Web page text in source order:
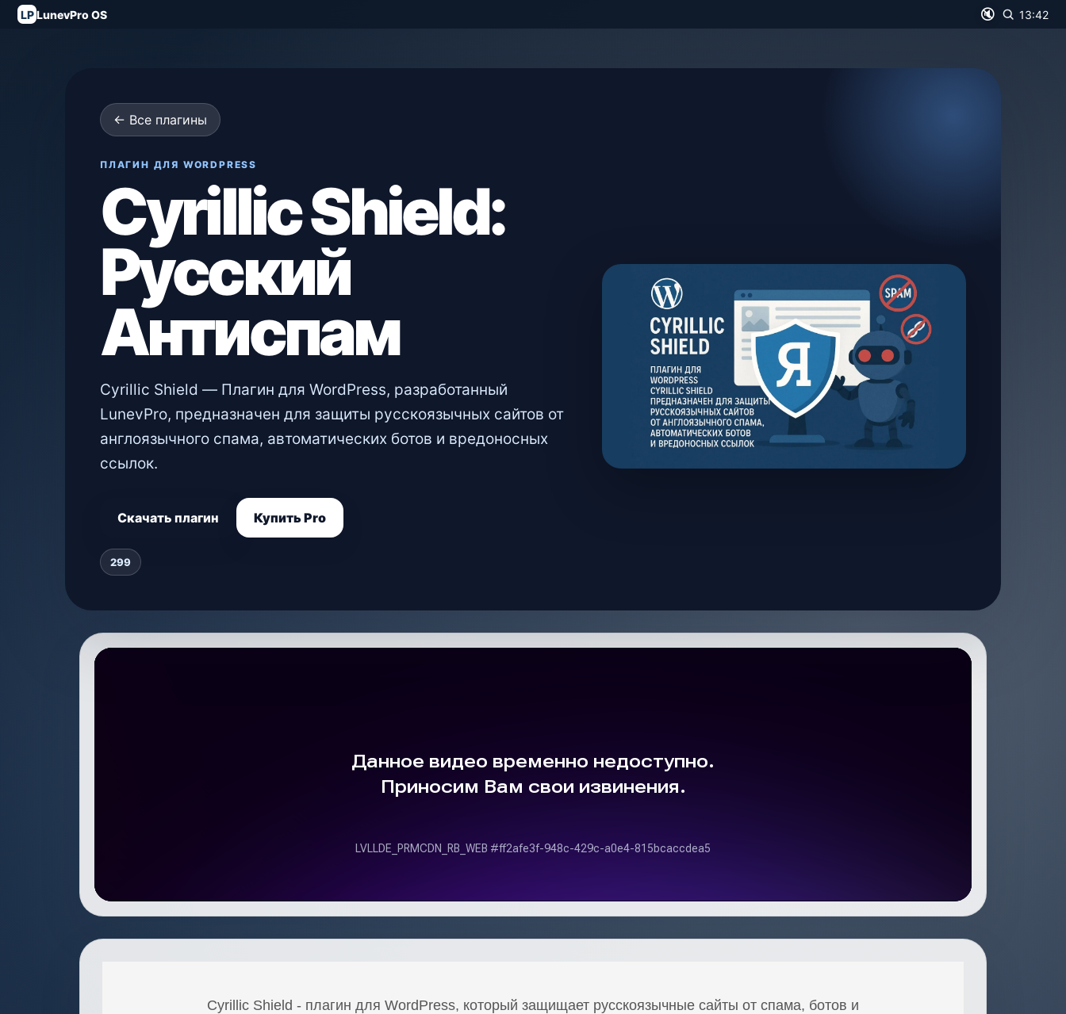
LP LunevPro OS 🔇 13:42
← Все плагины
ПЛАГИН ДЛЯ WORDPRESS
Cyrillic Shield:
Русский
Антиспам
Cyrillic Shield — Плагин для WordPress, разработанный
LunevPro, предназначен для защиты русскоязычных сайтов от
англоязычного спама, автоматических ботов и вредоносных
ссылок.
Скачать плагин Купить Pro
299
Cyrillic Shield - плагин для WordPress, который защищает русскоязычные сайты от спама, ботов и